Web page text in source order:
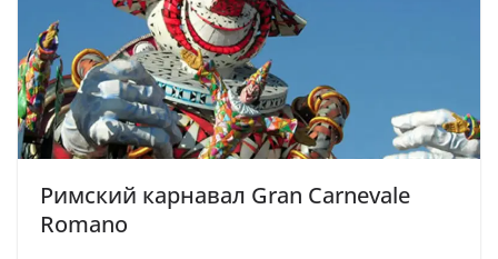
Римский карнавал Gran Carnevale
Romano